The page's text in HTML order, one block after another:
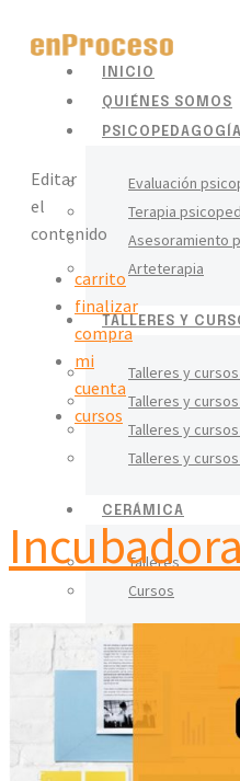
INICIO
QUIÉNES SOMOS
PSICOPEDAGOGÍA
Evaluación
Terapia
Asesoramiento
Arteterapia
TALLERES Y
Talleres y
Talleres y
Talleres y
Talleres y
CERÁMICA
Talleres
Cursos
IGUALDAD
BLOG
CONTACTO
Editar
el
contenido
carrito
finalizar
compra
mi
cuenta
cursos